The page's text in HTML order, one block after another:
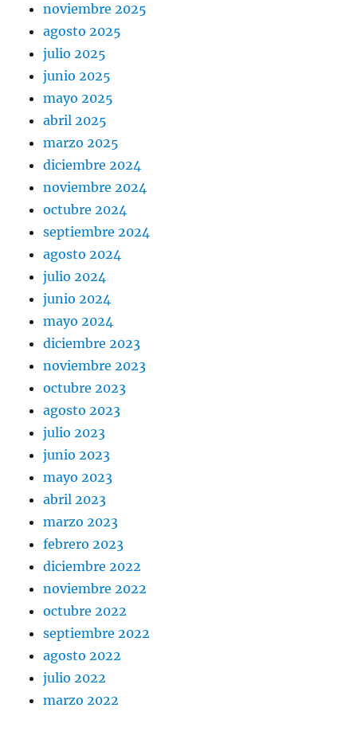
noviembre 2025
agosto 2025
julio 2025
junio 2025
mayo 2025
abril 2025
marzo 2025
diciembre 2024
noviembre 2024
octubre 2024
septiembre 2024
agosto 2024
julio 2024
junio 2024
mayo 2024
diciembre 2023
noviembre 2023
octubre 2023
agosto 2023
julio 2023
junio 2023
mayo 2023
abril 2023
marzo 2023
febrero 2023
diciembre 2022
noviembre 2022
octubre 2022
septiembre 2022
agosto 2022
julio 2022
marzo 2022